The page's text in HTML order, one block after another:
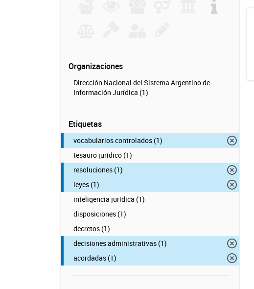
Organizaciones
Dirección Nacional del Sistema Argentino de
Información Jurídica (1)
Etiquetas
vocabularios controlados (1)
tesauro jurídico (1)
resoluciones (1)
leyes (1)
inteligencia jurídica (1)
disposiciones (1)
decretos (1)
decisiones administrativas (1)
acordadas (1)